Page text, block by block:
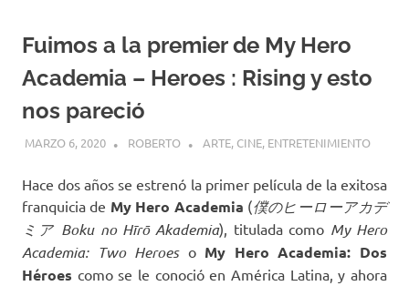
Fuimos a la premier de My Hero
Academia – Heroes : Rising y esto
nos pareció
MARZO 6, 2020 ROBERTO ARTE, CINE, ENTRETENIMIENTO
Hace dos años se estrenó la primer película de la exitosa
franquicia de My Hero Academia (僕のヒーローアカデ
ミア Boku no Hīrō Akademia), titulada como My Hero
Academia: Two Heroeso My Hero Academia: Dos
Héroes como se le conoció en América Latina, y ahora